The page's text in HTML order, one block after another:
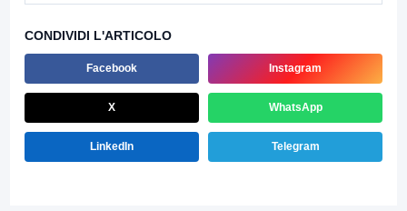
CONDIVIDI L'ARTICOLO
Facebook Instagram
X WhatsApp
LinkedIn Telegram